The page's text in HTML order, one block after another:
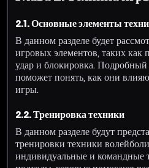
2.1. Основные элементы
В данном разделе будет
игровых элементов, таких
удар и блокировка. Подробный
поможет понять, как они
игры.
2.2. Тренировка техники
В данном разделе будут
тренировки техники
индивидуальные и командные